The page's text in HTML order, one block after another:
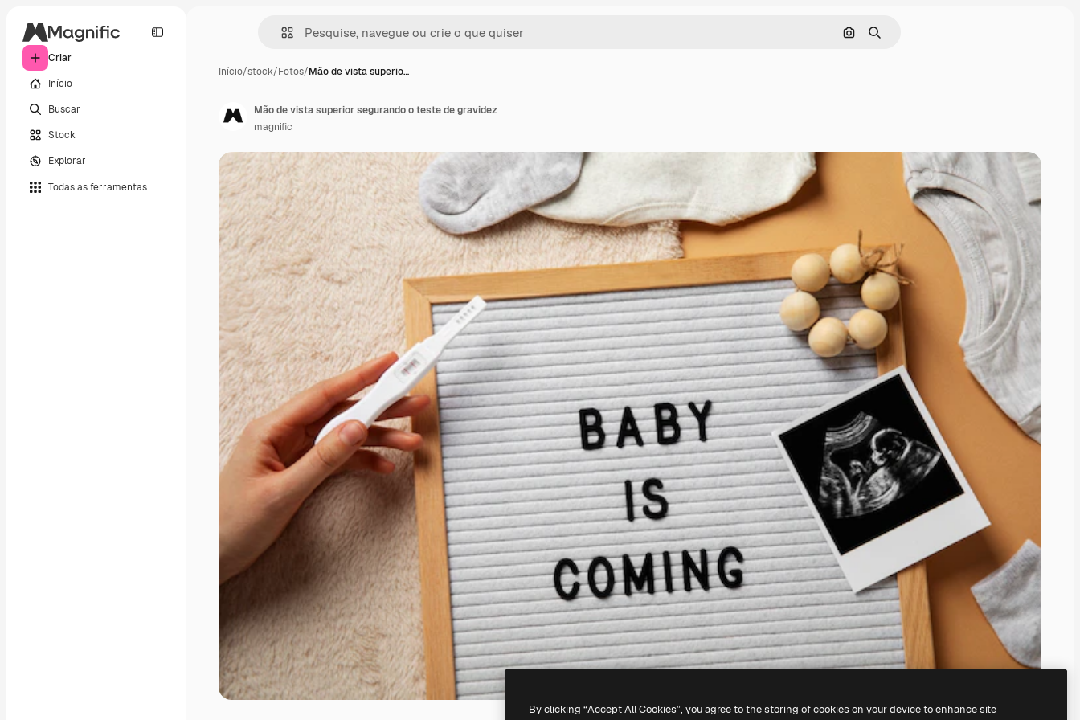
Criar
Início
Buscar
Stock
Explorar
Todas as ferramentas
Pesquisar por imagem
Buscar
Início/stock/Fotos/Mão de vista superio…
Mão de vista superior segurando o teste de gravidez
magnific
By clicking “Accept All Cookies”, you agree to the storing of cookies on your device to enhance site